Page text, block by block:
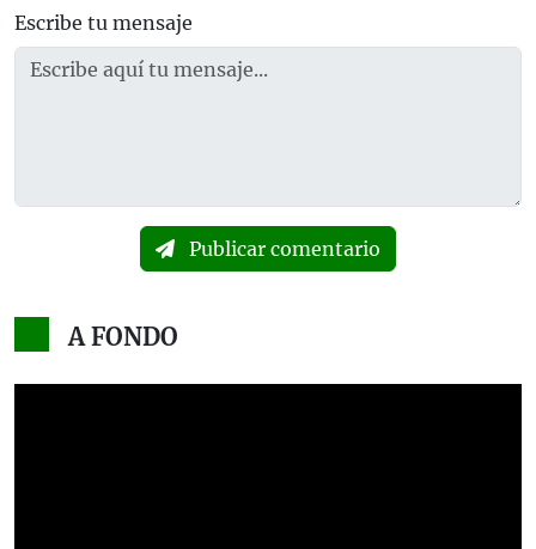
Escribe tu mensaje
Publicar comentario
A FONDO